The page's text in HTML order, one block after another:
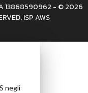
13868590962 - © 2026
ISP AWS
negli